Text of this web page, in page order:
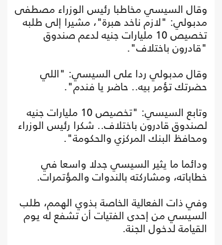
وقال السيسي مخاطبا رئيس الوزراء مصطفى
مدبولي: "لازم ناخد هبرة"، مشيرا إلى طلبه
تخصيص 10 مليارات جنيه لدعم صندوق
"قادرون باختلاف".
وقال مدبولي ردا على السيسي: "اللي
حضرتك تؤمر بيه.. حاضر يا فندم".
وتابع السيسي: "تخصيص 10 مليارات جنيه
لصندوق قادرون باختلاف.. شكرا رئيس الوزراء
ومحافظ البنك المركزي والحكومة".
ودائما ما يثير السيسي جدلا واسعا في
خطاباته، ومشاركته بالندوات والمؤتمرات.
وفي ذات الفعالية الخاصة بذوي الهمم، طلب
السيسي من إحدى الفتيات أن تشفع له يوم
القيامة لدخول الجنة.